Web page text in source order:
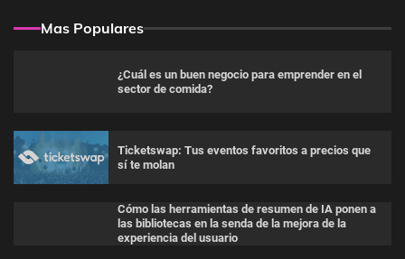
Mas Populares
¿Cuál es un buen negocio para emprender en el
sector de comida?
Ticketswap: Tus eventos favoritos a precios que
sí te molan
Cómo las herramientas de resumen de IA ponen a
las bibliotecas en la senda de la mejora de la
experiencia del usuario